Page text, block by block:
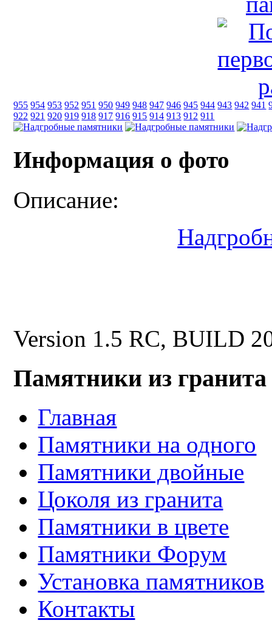
955 954 953 952 951 950 949 948 947 946 945 944 943 942 941
922 921 920 919 918 917 916 915 914 913 912 911
Информация о фото
Описание:
Version 1.5 RC, BUILD
Памятники из гранита
Главная
Памятники на одного
Памятники двойные
Цоколя из гранита
Памятники в цвете
Памятники Форум
Установка памятников
Контакты